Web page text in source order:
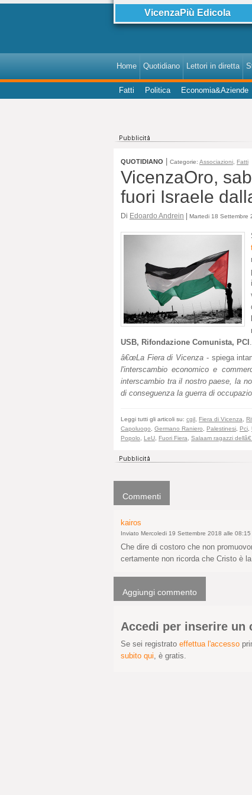
VicenzaPiù Edicola
Home Quotidiano Lettori in diretta
Fatti Politica Economia&Aziende
QUOTIDIANO Categorie: Associazioni Fatti
VicenzaOro,
fuori Israele
Di Edoardo Andrein | Martedi 18 Settembre
USB, Rifondazione Comunista, PCI .
â€œLa Fiera di Vicenza - spiega
l'interscambio economico e
interscambio tra il nostro paese, la
di conseguenza la guerra di
Leggi tutti gli articoli su: cgil Fiera di Vicenza
Capoluogo
Germano Raniero Palestinesi Pci
Popolo
LeU Fuori Fiera Salaam ragazzi
Commenti
kairos
Inviato Mercoledi 19 Settembre 2018 alle 08:15
Che dire di costoro che non
certamente non ricorda che Cristo è
Aggiungi commento
Accedi per inserire un
Se sei registrato effettua l'accesso
subito qui , è gratis.